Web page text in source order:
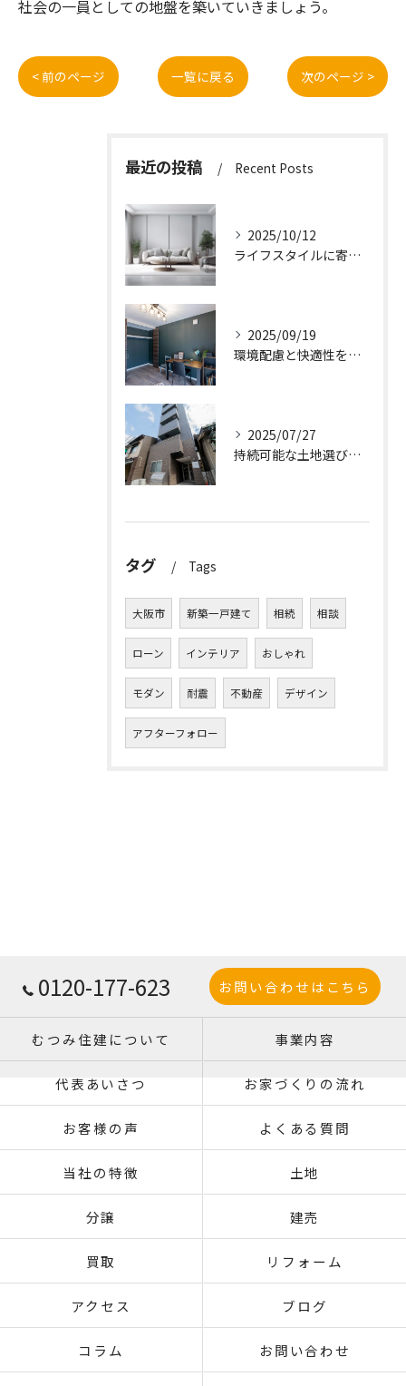
社会の一員としての地盤を築いていきましょう。
< 前のページ 一覧に戻る 次のページ >
最近の投稿 Recent Posts
2025/10/12
ライフスタイルに寄り添う快適な新築一戸建て設計
2025/09/19
環境配慮と快適性を両立させた新築一戸建ての暮らし方
2025/07/27
持続可能な土地選びのポイント
タグ Tags
大阪市 新築一戸建て 相続 相談
ローン インテリア おしゃれ
モダン 耐震 不動産 デザイン
アフターフォロー
0120-177-623 お問い合わせはこちら
むつみ住建について 事業内容
代表あいさつ お家づくりの流れ
お客様の声 よくある質問
当社の特徴 土地
分譲 建売
買取 リフォーム
アクセス ブログ
コラム お問い合わせ